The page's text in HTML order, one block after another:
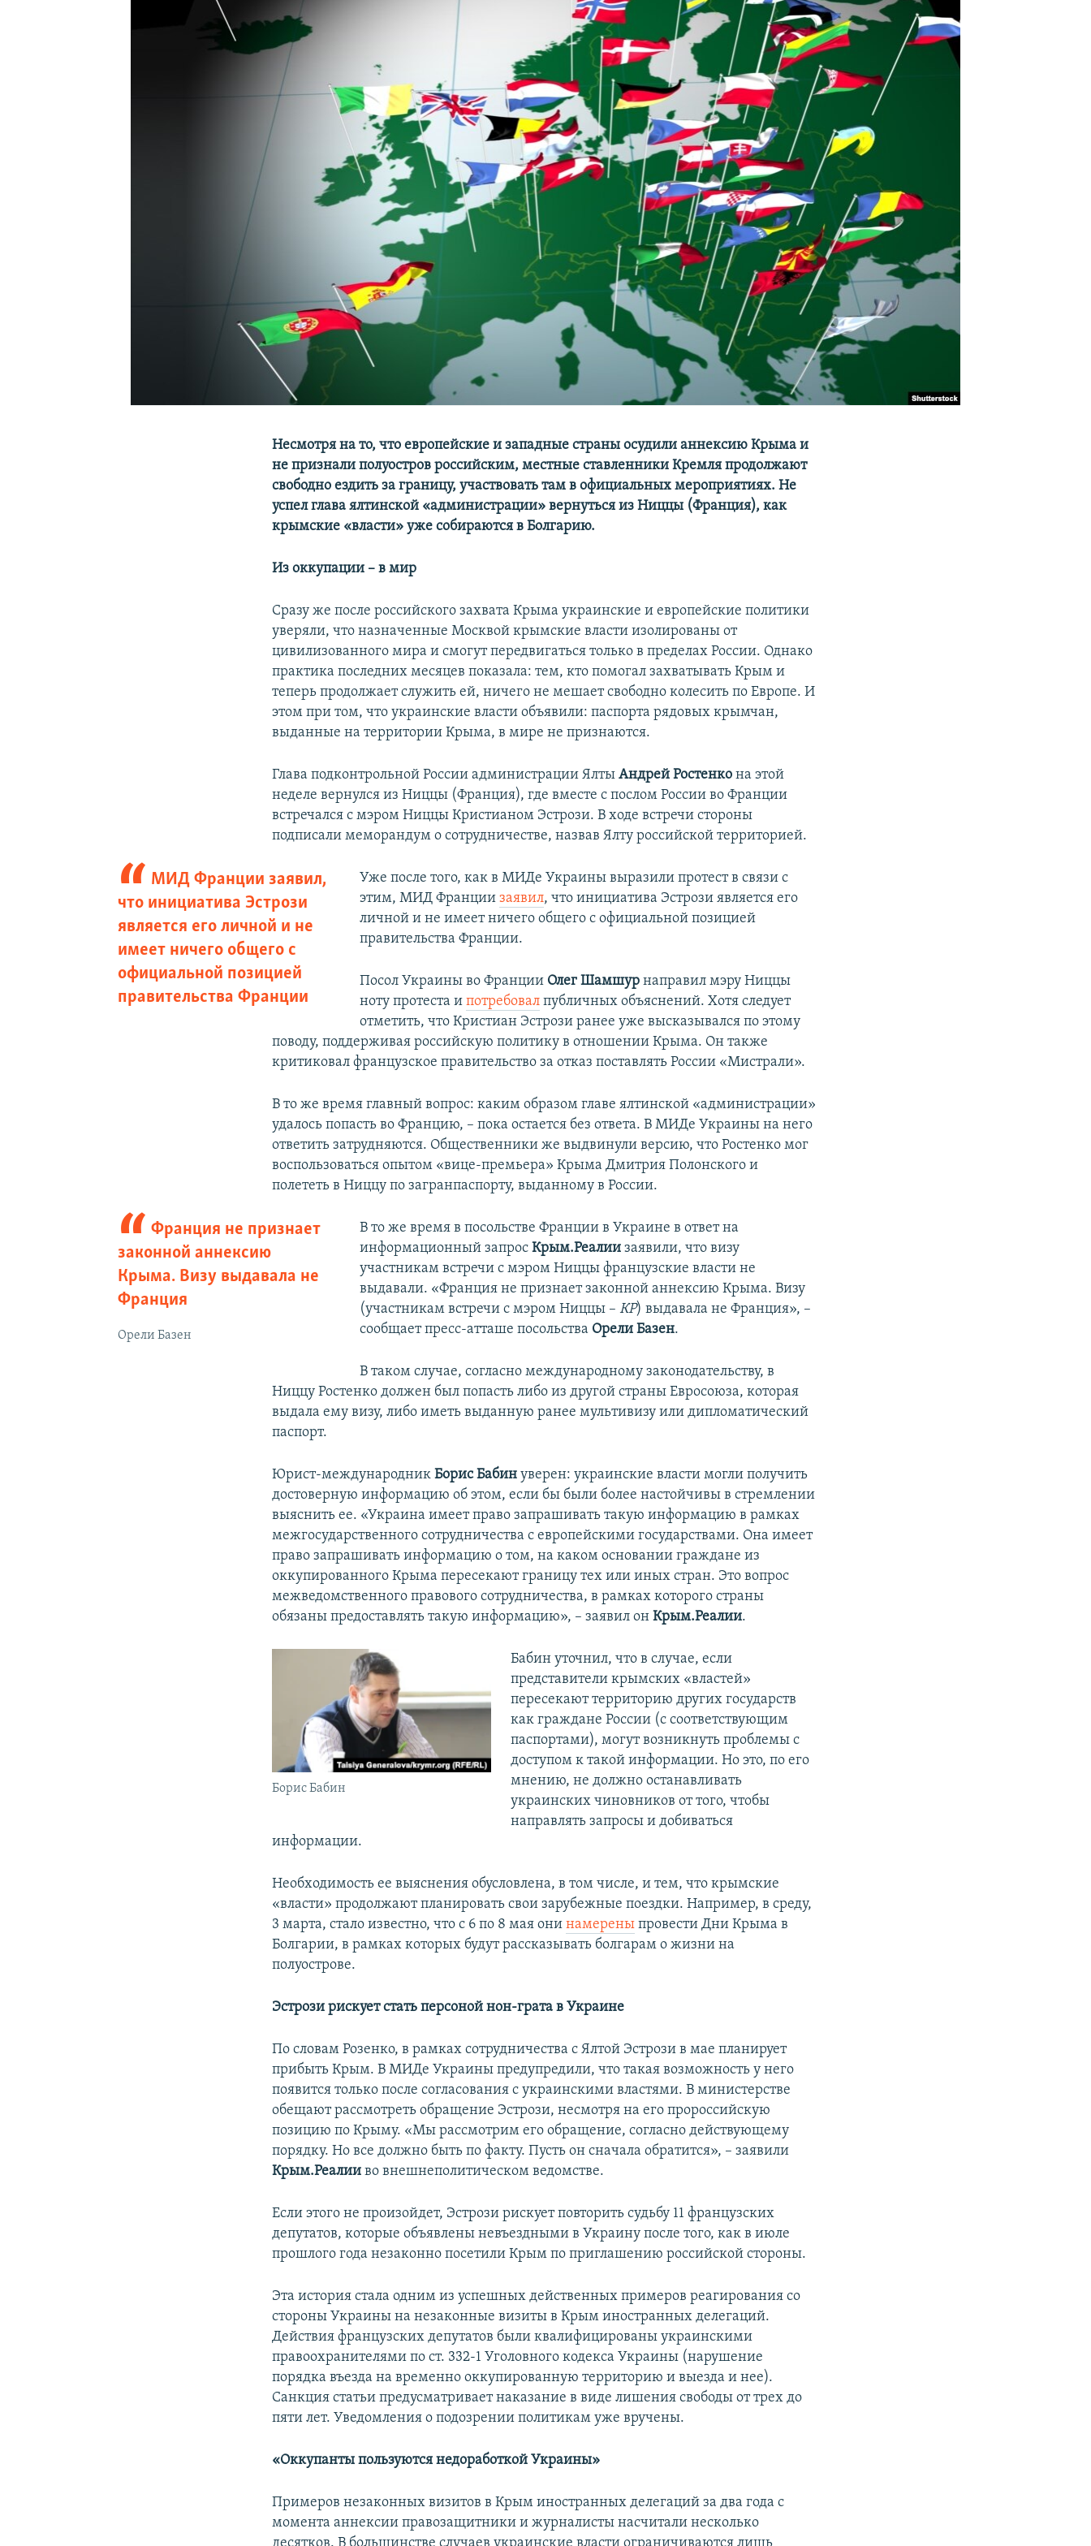
Несмотря на то, что европейские и западные страны осудили аннексию Крыма и
не признали полуостров российским, местные ставленники Кремля продолжают
свободно ездить за границу, участвовать там в официальных мероприятиях. Не
успел глава ялтинской «администрации» вернуться из Ниццы (Франция), как
крымские «власти» уже собираются в Болгарию.
Из оккупации – в мир
Сразу же после российского захвата Крыма украинские и европейские политики
уверяли, что назначенные Москвой крымские власти изолированы от
цивилизованного мира и смогут передвигаться только в пределах России. Однако
практика последних месяцев показала: тем, кто помогал захватывать Крым и
теперь продолжает служить ей, ничего не мешает свободно колесить по Европе. И
этом при том, что украинские власти объявили: паспорта рядовых крымчан,
выданные на территории Крыма, в мире не признаются.
Глава подконтрольной России администрации ЯлтыАндрей Ростенкона этой
неделе вернулся из Ниццы (Франция), где вместе с послом России во Франции
встречался с мэром Ниццы Кристианом Эстрози. В ходе встречи стороны
подписали меморандум о сотрудничестве, назвав Ялту российской территорией.
МИД Франции заявил,
что инициатива Эстрози
является его личной и не
имеет ничего общего с
официальной позицией
правительства Франции
Уже после того, как в МИДе Украины выразили протест в связи с
этим, МИД Франции заявил, что инициатива Эстрози является его
личной и не имеет ничего общего с официальной позицией
правительства Франции.
Посол Украины во Франции Олег Шамшур направил мэру Ниццы
ноту протеста и потребовалпубличных объяснений. Хотя следует
отметить, что Кристиан Эстрози ранее уже высказывался по этому
поводу, поддерживая российскую политику в отношении Крыма. Он также
критиковал французское правительство за отказ поставлять России «Мистрали».
В то же время главный вопрос: каким образом главе ялтинской «администрации»
удалось попасть во Францию, – пока остается без ответа. В МИДе Украины на него
ответить затрудняются. Общественники же выдвинули версию, что Ростенко мог
воспользоваться опытом «вице-премьера» Крыма Дмитрия Полонского и
полететь в Ниццу по загранпаспорту, выданному в России.
Франция не признает
законной аннексию
Крыма. Визу выдавала не
Франция
Орели Базен
В то же время в посольстве Франции в Украине в ответ на
информационный запрос Крым.Реалии заявили, что визу
участникам встречи с мэром Ниццы французские власти не
выдавали. «Франция не признает законной аннексию Крыма. Визу
(участникам встречи с мэром Ниццы – КР) выдавала не Франция», –
сообщает пресс-атташе посольства Орели Базен.
В таком случае, согласно международному законодательству, в
Ниццу Ростенко должен был попасть либо из другой страны Евросоюза, которая
выдала ему визу, либо иметь выданную ранее мультивизу или дипломатический
паспорт.
Юрист-международникБорис Бабин уверен: украинские власти могли получить
достоверную информацию об этом, если бы были более настойчивы в стремлении
выяснить ее. «Украина имеет право запрашивать такую информацию в рамках
межгосударственного сотрудничества с европейскими государствами. Она имеет
право запрашивать информацию о том, на каком основании граждане из
оккупированного Крыма пересекают границу тех или иных стран. Это вопрос
межведомственного правового сотрудничества, в рамках которого страны
обязаны предоставлять такую информацию», – заявил онКрым.Реалии.
Борис Бабин
Бабин уточнил, что в случае, если
представители крымских «властей»
пересекают территорию других государств
как граждане России (с соответствующим
паспортами), могут возникнуть проблемы с
доступом к такой информации. Но это, по его
мнению, не должно останавливать
украинских чиновников от того, чтобы
направлять запросы и добиваться
информации.
Необходимость ее выяснения обусловлена, в том числе, и тем, что крымские
«власти» продолжают планировать свои зарубежные поездки. Например, в среду,
3 марта, стало известно, что с 6 по 8 мая онинамерены провести Дни Крыма в
Болгарии, в рамках которых будут рассказывать болгарам о жизни на
полуострове.
Эстрози рискует стать персоной нон-грата в Украине
По словам Розенко, в рамках сотрудничества с Ялтой Эстрози в мае планирует
прибыть Крым. В МИДе Украины предупредили, что такая возможность у него
появится только после согласования с украинскими властями. В министерстве
обещают рассмотреть обращение Эстрози, несмотря на его пророссийскую
позицию по Крыму. «Мы рассмотрим его обращение, согласно действующему
порядку. Но все должно быть по факту. Пусть он сначала обратится», – заявили
Крым.Реалии во внешнеполитическом ведомстве.
Если этого не произойдет, Эстрози рискует повторить судьбу 11 французских
депутатов, которые объявлены невъездными в Украину после того, как в июле
прошлого года незаконно посетили Крым по приглашению российской стороны.
Эта история стала одним из успешных действенных примеров реагирования со
стороны Украины на незаконные визиты в Крым иностранных делегаций.
Действия французских депутатов были квалифицированы украинскими
правоохранителями по ст. 332-1 Уголовного кодекса Украины (нарушение
порядка въезда на временно оккупированную территорию и выезда и нее).
Санкция статьи предусматривает наказание в виде лишения свободы от трех до
пяти лет. Уведомления о подозрении политикам уже вручены.
«Оккупанты пользуются недоработкой Украины»
Примеров незаконных визитов в Крым иностранных делегаций за два года с
момента аннексии правозащитники и журналисты насчитали несколько